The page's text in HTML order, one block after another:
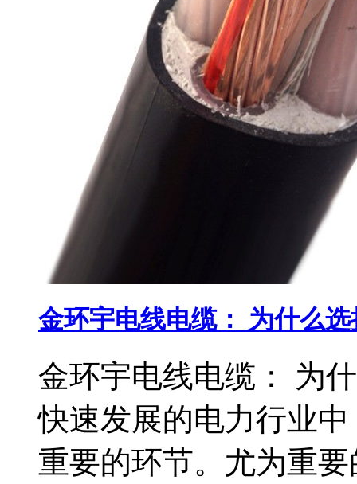
金环宇电线电缆： 为什么
金环宇电线电缆： 为
快速发展的电力行业
重要的环节。尤为重